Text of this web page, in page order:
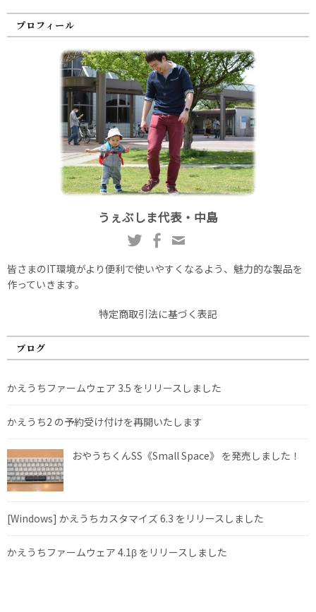
プロフィール
うぇぶしま代表・中島
皆さまのIT環境がより便利で使いやすくなるよう、魅力的な製品を
作っていきます。
特定商取引法に基づく表記
ブログ
かえうちファームウェア 3.5 をリリースしました
かえうち2 の予約受け付けを再開いたします
おやうちくんSS《Small Space》 を発売しました！
[Windows] かえうちカスタマイズ 6.3 をリリースしました
かえうちファームウェア 4.1β をリリースしました